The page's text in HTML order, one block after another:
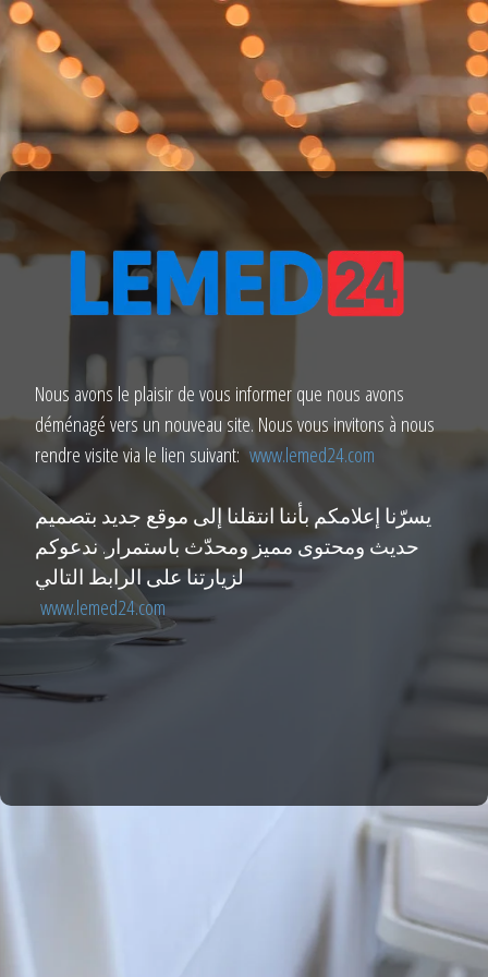
Nous avons le plaisir de vous informer que nous avons
déménagé vers un nouveau site. Nous vous invitons à nous
rendre visite via le lien suivant:www.lemed24.com
يسرّنا إعلامكم بأننا انتقلنا إلى موقع جديد بتصميم
حديث ومحتوى مميز ومحدّث باستمرار. ندعوكم
لزيارتنا على الرابط التالي
www.lemed24.com